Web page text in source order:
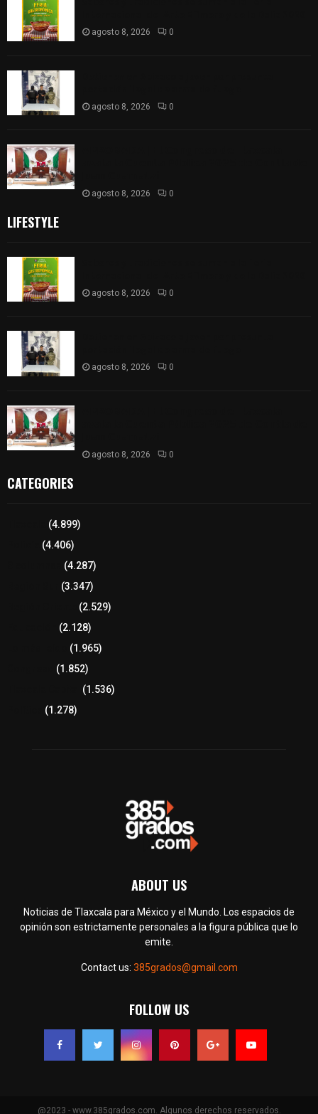
agosto 8, 2026 0
agosto 8, 2026 0
agosto 8, 2026 0
LIFESTYLE
agosto 8, 2026 0
agosto 8, 2026 0
agosto 8, 2026 0
CATEGORIES
(4.899)
(4.406)
(4.287)
(3.347)
(2.529)
(2.128)
(1.965)
(1.852)
(1.536)
(1.278)
ABOUT US
Noticias de Tlaxcala para México y el Mundo. Los espacios de
opinión son estrictamente personales a la figura pública que lo
emite.
Contact us: 385grados@gmail.com
FOLLOW US
@2023 - www.385grados.com. Algunos derechos reservados.